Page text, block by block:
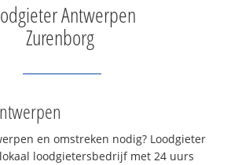
Antwerpen
Zurenborg
en omstreken nodig? Loodgieter
loodgietersbedrijf met 24 uurs